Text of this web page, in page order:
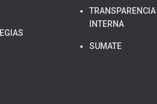
TRANSPARENCIA
INTERNA
SUMATE